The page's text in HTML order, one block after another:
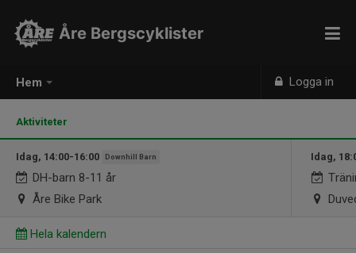
Hem Logga in
Åre Bergscyklister
Aktiviteter
Idag, 14:00-16:00 Downhill Barn
DH-barn 8-11 år
Åre Bike Park
Idag,
Hela kalendern